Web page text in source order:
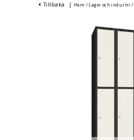
Tillbaka | Hem / Lager och industri /